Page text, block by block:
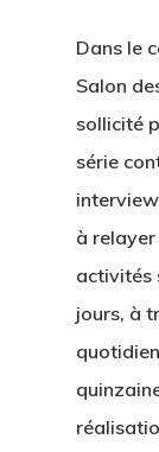
Dans le
Salon
sollicité
série
à
activités
jours, à